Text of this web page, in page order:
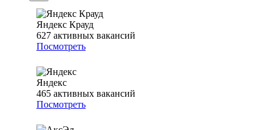
Яндекс Крауд
627 активных вакансий
Посмотреть
Яндекс
465 активных вакансий
Посмотреть